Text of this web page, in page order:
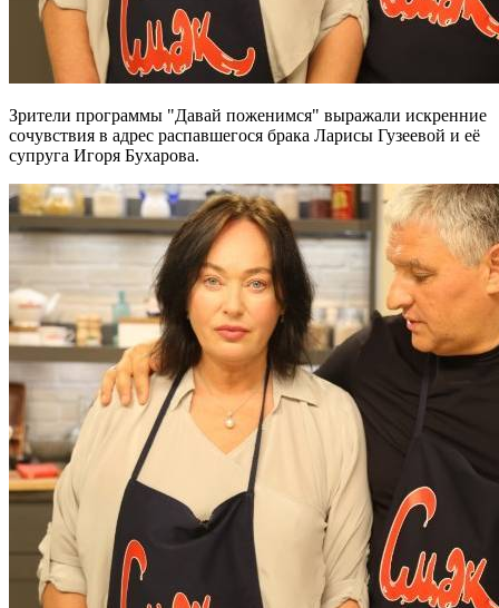
Зрители программы "Давай поженимся" выражали искренние
сочувствия в адрес распавшегося брака Ларисы Гузеевой и её
супруга Игоря Бухарова.